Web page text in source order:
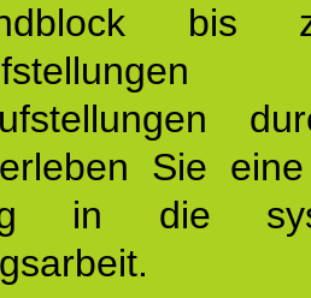
bis
Sie
in die